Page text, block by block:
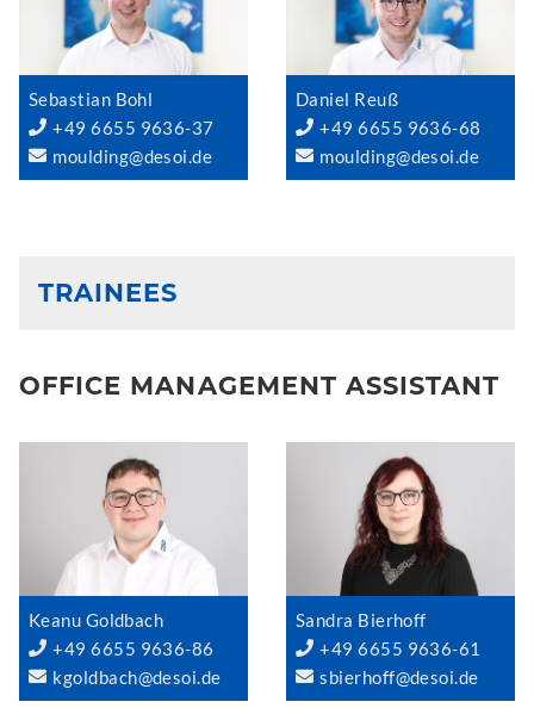
Sebastian Bohl
+49 6655 9636-37
moulding@desoi.de
Daniel Reuß
+49 6655 9636-68
moulding@desoi.de
TRAINEES
OFFICE MANAGEMENT ASSISTANT
Keanu Goldbach
+49 6655 9636-86
kgoldbach@desoi.de
Sandra Bierhoff
+49 6655 9636-61
sbierhoff@desoi.de